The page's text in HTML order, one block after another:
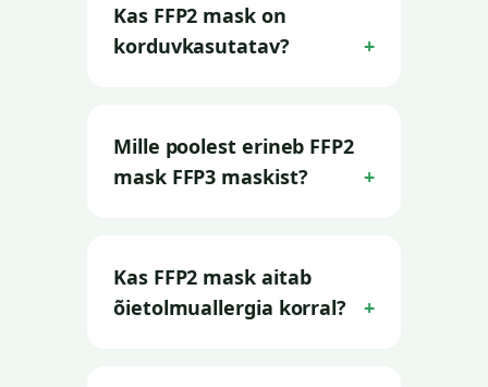
Kas FFP2 mask on
korduvkasutatav?
Mille poolest erineb FFP2
mask FFP3 maskist?
Kas FFP2 mask aitab
õietolmuallergia korral?